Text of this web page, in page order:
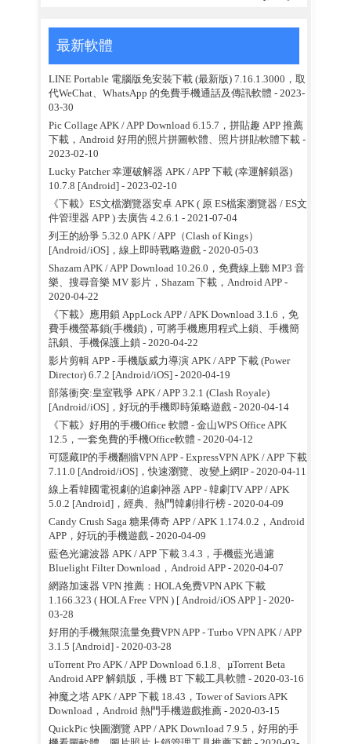
最新軟體
LINE Portable 電腦版免安裝下載 (最新版) 7.16.1.3000，取
代WeChat、WhatsApp 的免費手機通話及傳訊軟體 - 2023-
03-30
Pic Collage APK / APP Download 6.15.7，拼貼趣 APP 推薦
下載，Android 好用的照片拼圖軟體、照片拼貼軟體下載-
2023-02-10
Lucky Patcher 幸運破解器 APK / APP 下載 (幸運解鎖器)
10.7.8 [Android] - 2023-02-10
《下載》ES文檔瀏覽器安卓 APK ( 原 ES檔案瀏覽器 / ES文
件管理器 APP ) 去廣告 4.2.6.1 - 2021-07-04
列王的紛爭 5.32.0 APK / APP（Clash of Kings）
[Android/iOS]，線上即時戰略遊戲- 2020-05-03
Shazam APK / APP Download 10.26.0，免費線上聽 MP3 音
樂、搜尋音樂 MV 影片，Shazam 下載，Android APP-
2020-04-22
《下載》應用鎖 AppLock APP / APK Download 3.1.6，免
費手機螢幕鎖(手機鎖)，可將手機應用程式上鎖、手機簡
訊鎖、手機保護上鎖 - 2020-04-22
影片剪輯 APP - 手機版威力導演 APK / APP 下載 (Power
Director) 6.7.2 [Android/iOS]- 2020-04-19
部落衝突:皇室戰爭 APK / APP 3.2.1 (Clash Royale)
[Android/iOS]，好玩的手機即時策略遊戲- 2020-04-14
《下載》好用的手機Office 軟體 - 金山WPS Office APK
12.5，一套免費的手機Office軟體 - 2020-04-12
可隱藏IP的手機翻牆VPN APP - ExpressVPN APK / APP 下載
7.11.0 [Android/iOS]，快速瀏覽、改變上網IP- 2020-04-11
線上看韓國電視劇的追劇神器 APP - 韓劇TV APP / APK
5.0.2 [Android]，經典、熱門韓劇排行榜- 2020-04-09
Candy Crush Saga 糖果傳奇 APP / APK 1.174.0.2，Android
APP，好玩的手機遊戲- 2020-04-09
藍色光濾波器 APK / APP 下載 3.4.3，手機藍光過濾
Bluelight Filter Download，Android APP- 2020-04-07
網路加速器 VPN 推薦：HOLA免费VPN APK 下載
1.166.323 ( HOLA Free VPN ) [ Android/iOS APP ]- 2020-
03-28
好用的手機無限流量免費VPN APP - Turbo VPN APK / APP
3.1.5 [Android]- 2020-03-28
uTorrent Pro APK / APP Download 6.1.8、µTorrent Beta
Android APP 解鎖版，手機 BT 下載工具軟體 - 2020-03-16
神魔之塔 APK / APP 下載 18.43，Tower of Saviors APK
Download，Android 熱門手機遊戲推薦- 2020-03-15
QuickPic 快圖瀏覽 APP / APK Download 7.9.5，好用的手